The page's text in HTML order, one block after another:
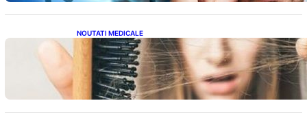
NOUTATI MEDICALE
Semnele unei deficiențe de proteine:
Impactul asupra sănătății tale